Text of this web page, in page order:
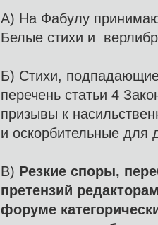
А) На Фабулу
Белые стихи и
Б) Стихи,
перечень статьи 4
призывы к
и оскорбительные для
В) Резкие споры,
претензий
форуме